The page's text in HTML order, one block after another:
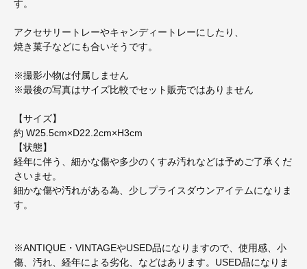
す。
アクセサリートレーやキャンディートレーにしたり、
焼き菓子などにも合いそうです。
※撮影小物は付属しません
※最後の写真はサイズ比較でセット販売ではありません
【サイズ】
約 W25.5cm×D22.2cm×H3cm
【状態】
経年に伴う、細かな傷や多少のくすみ汚れなどは予めご了承くだ
さいませ。
細かな傷や汚れがある為、少しプライスダウンアイテムになりま
す。
※ANTIQUE・VINTAGEやUSED品になりますので、使用感、小
傷、汚れ、経年による劣化、などはあります。USED品になりま